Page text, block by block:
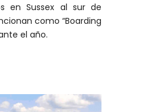
en Sussex al sur de
como “Boarding
el año.